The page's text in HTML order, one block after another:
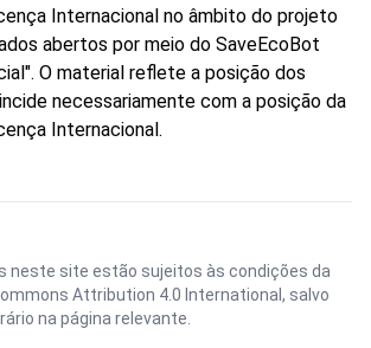
Internacional no âmbito do projeto
abertos por meio do SaveEcoBot
O material reflete a posição dos
necessariamente com a posição da
Internacional.
neste site estão sujeitos às condições da
Attribution 4.0 International , salvo
na página relevante.